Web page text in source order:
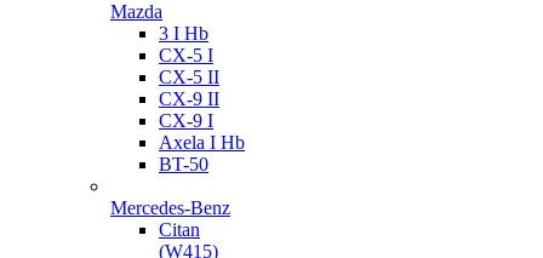
Mazda
3 I Hb
CX-5 I
CX-5 II
CX-9 II
CX-9 I
Axela I Hb
BT-50
Mercedes-Benz
Citan
(W415)